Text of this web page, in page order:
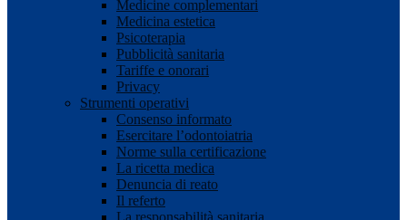
Medicine complementari
Medicina estetica
Psicoterapia
Pubblicità sanitaria
Tariffe e onorari
Privacy
Strumenti operativi
Consenso informato
Esercitare l’odontoiatria
Norme sulla certificazione
La ricetta medica
Denuncia di reato
Il referto
La responsabilità sanitaria